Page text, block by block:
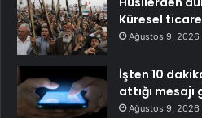
Küresel
Ağustos 9, 2026
İşten 10
attığı
Ağustos 9, 2026